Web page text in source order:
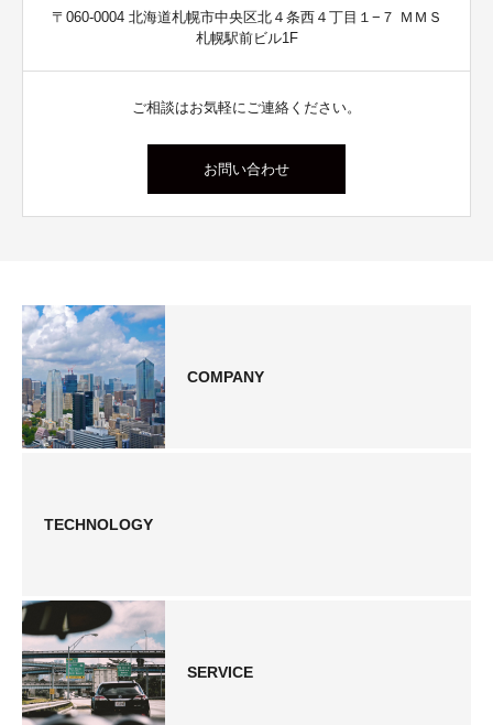
〒060-0004 北海道札幌市中央区北４条西４丁目１−７ ＭＭＳ
札幌駅前ビル1F
ご相談はお気軽にご連絡ください。
お問い合わせ
COMPANY
TECHNOLOGY
SERVICE